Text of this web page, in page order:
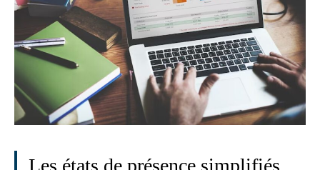
Les états de présence simplifiés